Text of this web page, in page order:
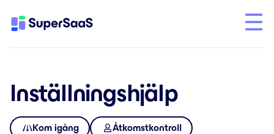
Inställningshjälp
Kom igång Åtkomstkontroll